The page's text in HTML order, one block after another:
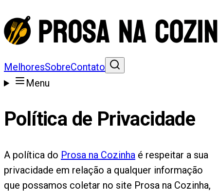
MelhoresSobreContato
Menu
Política de Privacidade
A política do Prosa na Cozinha é respeitar a sua
privacidade em relação a qualquer informação
que possamos coletar no site Prosa na Cozinha,